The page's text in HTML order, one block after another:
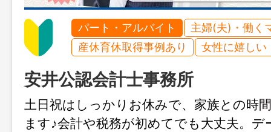
パート・アルバイト
主婦(夫)・働く
産休育休取得事例あり
女性に嬉しい
安井公認会計士事務所
土日祝はしっかりお休みで、家族との時
ます♪会計や税務が初めてでも大丈夫。デ